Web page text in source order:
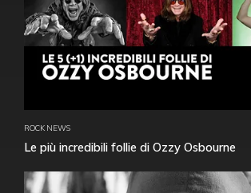
ROCK NEWS
Le più incredibili follie di Ozzy Osbourne